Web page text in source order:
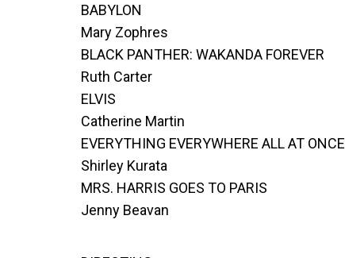
BABYLON
Mary Zophres
BLACK PANTHER: WAKANDA FOREVER
Ruth Carter
ELVIS
Catherine Martin
EVERYTHING EVERYWHERE ALL AT ONCE
Shirley Kurata
MRS. HARRIS GOES TO PARIS
Jenny Beavan